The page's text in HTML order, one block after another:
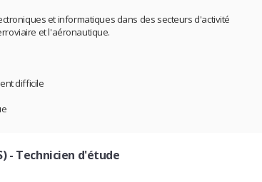
et informatiques dans des secteurs d'activité
et l'aéronautique.
difficile
- Technicien d'étude